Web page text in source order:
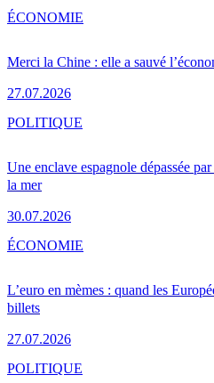
Merci la Chine : elle a sauvé
27.07.2026
ÉCONOMIE
Une enclave espagnole dépassée
la mer
30.07.2026
POLITIQUE
L’euro en mèmes : quand les
billets
27.07.2026
ÉCONOMIE
POLITIQUE